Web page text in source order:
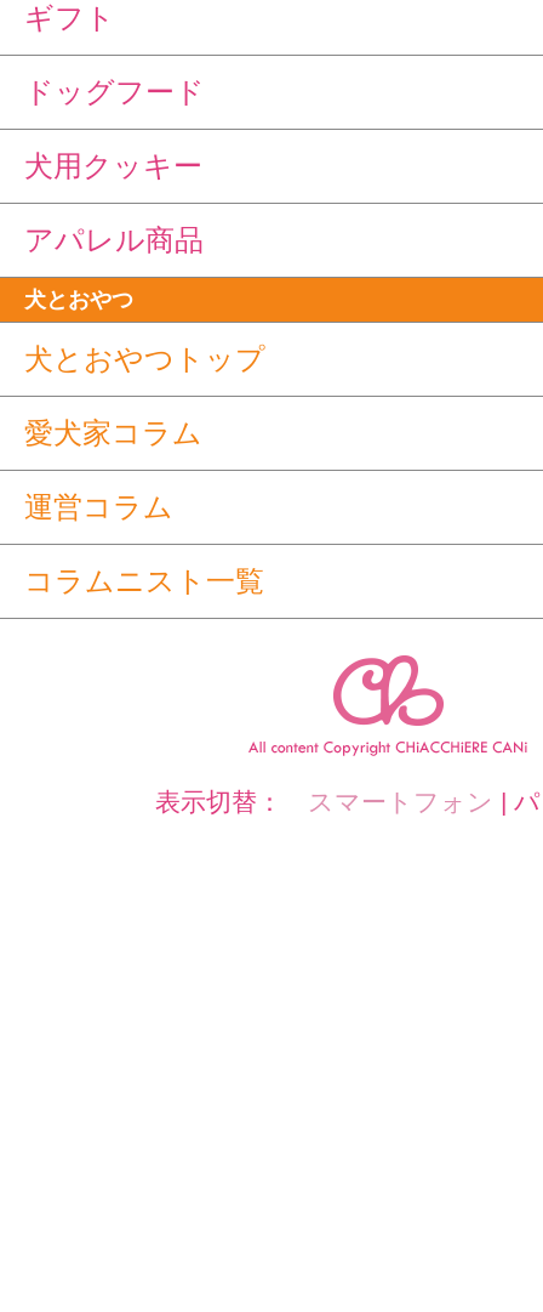
ギフト
ドッグフード
犬用クッキー
アパレル商品
犬とおやつ
犬とおやつトップ
愛犬家コラム
運営コラム
コラムニスト一覧
表示切替： スマートフォン |